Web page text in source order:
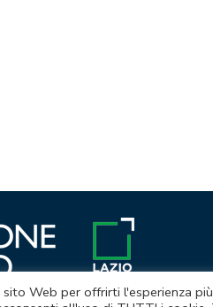
Web per offrirti l'esperienza